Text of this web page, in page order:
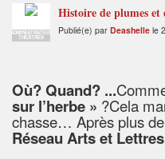
ADMINISTRATEUR
THÉÂTRES
Histoire de plumes
Publié(e) par Deashelle le
Où? Quand? ...
sur l’herbe » ?Cela
chasse… Après plus de
Réseau Arts et Lettres